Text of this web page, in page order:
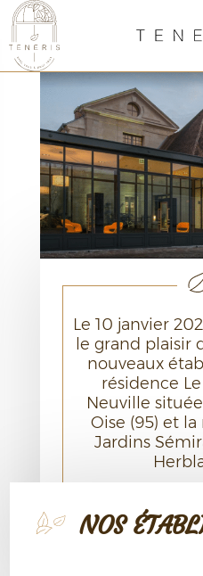
Le 10 janvier
le grand plaisir
nouveaux
résidence
Neuville
Oise (95) et
Jardins
En
NOS